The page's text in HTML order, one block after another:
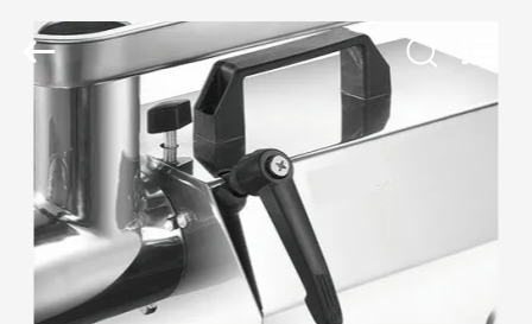
MAISON
PRODUITS
Kitchen
Equipment
Reserved.